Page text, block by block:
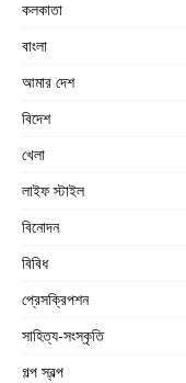
কলকাতা
বাংলা
আমার দেশ
বিদেশ
খেলা
লাইফ স্টাইল
বিনোদন
বিবিধ
প্রেসক্রিপশন
সাহিত্য-সংস্কৃতি
গল্প স্বল্প